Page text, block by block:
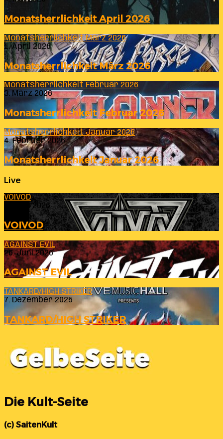
Monatsherrlichkeit April 2026
Monatsherrlichkeit März 2026
1. April 2026
Monatsherrlichkeit März 2026
Monatsherrlichkeit Februar 2026
3. März 2026
Monatsherrlichkeit Februar 2026
Monatsherrlichkeit Januar 2026
4. Februar 2026
Monatsherrlichkeit Januar 2026
Live
VOIVOD
23. Juli 2026
VOIVOD
AGAINST EVIL
26. Juni 2026
AGAINST EVIL
TANKARD/HIGH STRIKER
7. Dezember 2025
TANKARD/HIGH STRIKER
Die Kult-Seite
(c) SaitenKult